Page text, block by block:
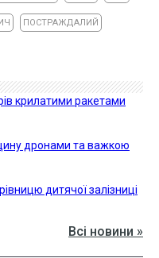
ПОСТРАЖДАЛИЙ
крилатими ракетами
дронами та важкою
дитячої залізниці
Всі новини »